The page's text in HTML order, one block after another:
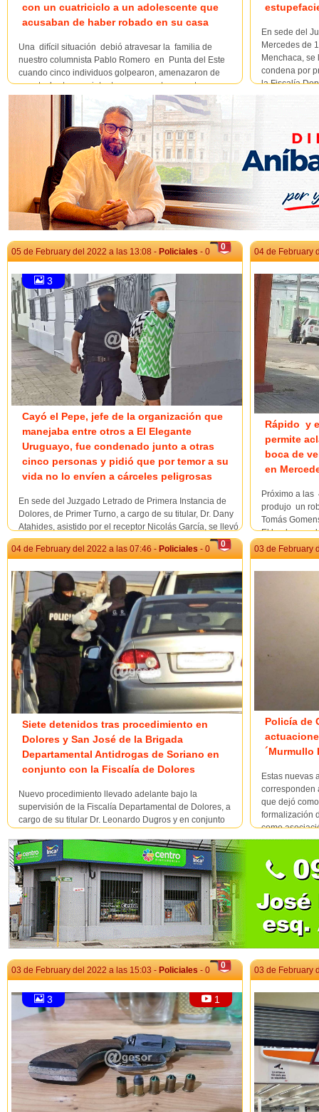
con un cuatriciclo a un adolescente que
acusaban de haber robado en su casa
Una difícil situación debió atravesar la familia de
nuestro columnista Pablo Romero en Punta del Este
cuando cinco individuos golpearon, amenazaron de
muerte, hurtaron e intentaron secuestrar y matar con un
cuatriciclo, provocándole heridas cortantes en sus pier...
En sede del
Mercedes de
Menchaca, se
condena por
la Fiscalía
0
05 de February del 2022 a las 13:08 - Policiales - 0
3
Cayó el Pepe, jefe de la organización que
manejaba entre otros a El Elegante
Uruguayo, fue condenado junto a otras
cinco personas y pidió que por temor a su
vida no lo envíen a cárceles peligrosas
En sede del Juzgado Letrado de Primera Instancia de
Dolores, de Primer Turno, a cargo de su titular, Dr. Dany
Atahides, asistido por el receptor Nicolás García, se llevó
a cabo audiencia de formalización y posterior condena
por proceso abreviado, en una larga y proficua
04 de February
Rápido y
permite
boca de
en
Próximo a las
produjo un
Tomás
El hecho
del día, el
jornada labo...
0
04 de February del 2022 a las 07:46 - Policiales - 0
Siete detenidos tras procedimiento en
Dolores y San José de la Brigada
Departamental Antidrogas de Soriano en
conjunto con la Fiscalía de Dolores
Nuevo procedimiento llevado adelante bajo la
supervisión de la Fiscalía Departamental de Dolores, a
cargo de su titular Dr. Leonardo Dugros y en conjunto
que incluyó varios allanamientos en Dolores y en San
José, que al momento de escribir esta nota había gene...
03 de February
Policía de
´Murmullo
Estas nuevas
corresponden
que dejó
formalización
como
estafa,
0
03 de February del 2022 a las 15:03 - Policiales - 0
3 1
03 de February